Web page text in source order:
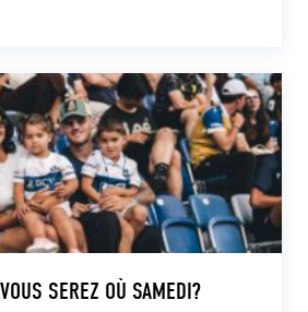
SEREZ OÙ SAMEDI?